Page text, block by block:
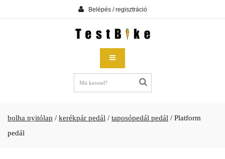
Belépés / regisztráció
bolha nyitólap / kerékpár pedál / taposópedál pedál / Platform
pedál